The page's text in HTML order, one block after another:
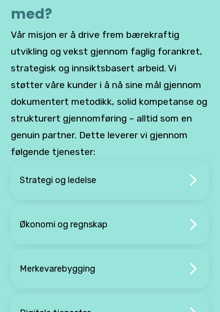
med?
Vår misjon er å drive frem bærekraftig
utvikling og vekst gjennom faglig forankret,
strategisk og innsiktsbasert arbeid. Vi
støtter våre kunder i å nå sine mål gjennom
dokumentert metodikk, solid kompetanse og
strukturert gjennomføring – alltid som en
genuin partner. Dette leverer vi gjennom
følgende tjenester:
Strategi og ledelse
Økonomi og regnskap
Merkevarebygging